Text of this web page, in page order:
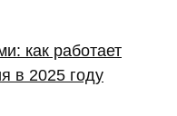
как работает
в 2025 году